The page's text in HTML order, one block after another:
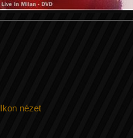
Ikon nézet